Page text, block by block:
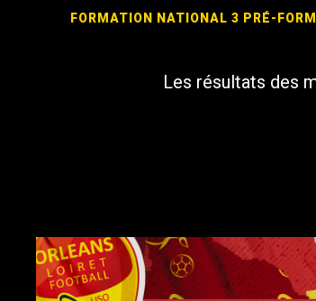
FORMATION NATIONAL 3 PRÉ-
Les résultats des